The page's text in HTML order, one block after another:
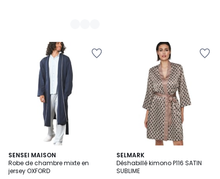
SENSEI MAISON
Robe de chambre mixte en
jersey OXFORD
3
/
5
6
Couleurs
SELMARK
Déshabillé kimono P116 SATIN
SUBLIME